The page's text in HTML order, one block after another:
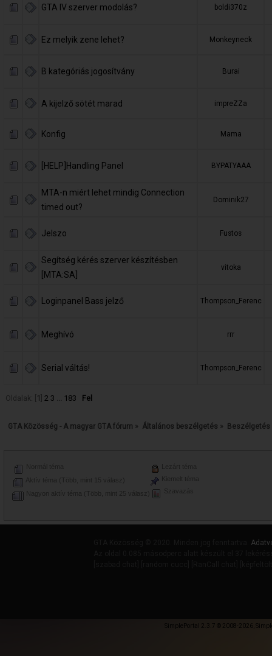
GTA IV szerver modolás? boldi370z
Ez melyik zene lehet? Monkeyneck
B kategóriás jogosítvány Burai
A kijelző sötét marad impreZZa
Konfig Mama
[HELP]Handling Panel BYPATYAAA
MTA-n miért lehet mindig Connection
timed out?
Dominik27
Jelszo Fustos
Segítség kérés szerver készítésben
[MTA:SA]
vitoka
Loginpanel Bass jelző Thompson_Ferenc
Meghívó rrr
Serial váltás! Thompson_Ferenc
Oldalak: [ 1 2 3 ... 183 Fel
GTA Közösség - A magyar GTA fórum » Általános beszélgetés » Beszélgetés
Normál téma
Aktív téma (Több, mint 15 válasz)
Nagyon aktív téma (Több, mint 25 válasz)
Lezárt téma
Kiemelt téma
Szavazás
SimplePortal 2.3.7 © 2008-2026,